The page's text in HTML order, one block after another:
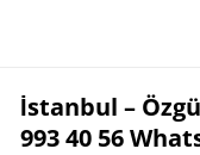
İstanbul –
993 40 56